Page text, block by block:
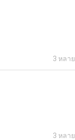
3 หลา
3 หลา